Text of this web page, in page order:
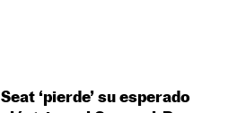
Seat ‘pierde’ su esperado